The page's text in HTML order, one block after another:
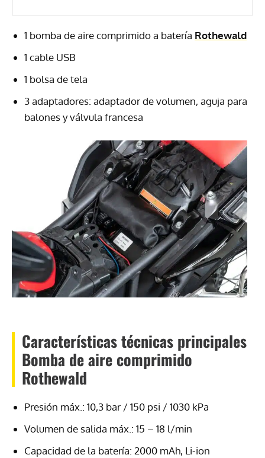
1 bomba de aire comprimido a batería Rothewald
1 cable USB
1 bolsa de tela
3 adaptadores: adaptador de volumen, aguja para
balones y válvula francesa
Características técnicas principales
Bomba de aire comprimido
Rothewald
Presión máx.: 10,3 bar / 150 psi / 1030 kPa
Volumen de salida máx.: 15 – 18 l/min
Capacidad de la batería: 2000 mAh, Li-ion